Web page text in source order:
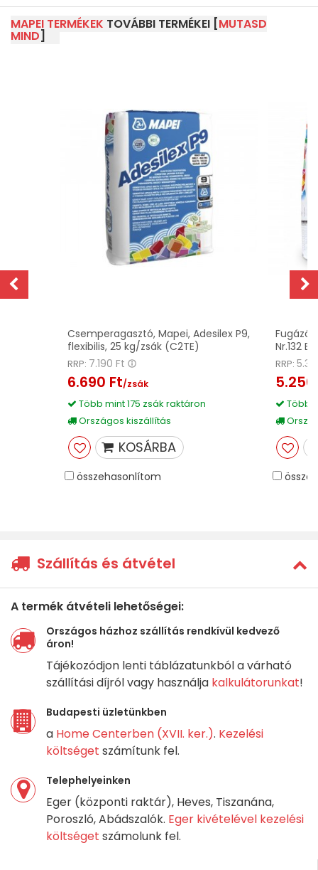
MAPEI TERMÉKEK TOVÁBBI TERMÉKEI [MUTASD
MIND]
Csemperagasztó, Mapei, Adesilex P9,
flexibilis, 25 kg/zsák (C2TE)
RRP: 7.190 Ft
6.690 Ft/zsák
Több mint 175 zsák raktáron
Országos kiszállítás
KOSÁRBA
összehasonlítom
Fugázó,
Nr.132
RRP:
Több
Szállítás és átvétel
A termék átvételi lehetőségei:
Országos házhoz szállítás rendkívül kedvező
áron!
Tájékozódjon lenti táblázatunkból a várható
szállítási díjról vagy használja kalkulátorunkat!
Budapesti üzletünkben
a Home Centerben (XVII. ker.). Kezelési
költséget számítunk fel.
Telephelyeinken
Eger (központi raktár), Heves, Tiszanána,
Poroszló, Abádszalók. Eger kivételével kezelési
költséget számolunk fel.